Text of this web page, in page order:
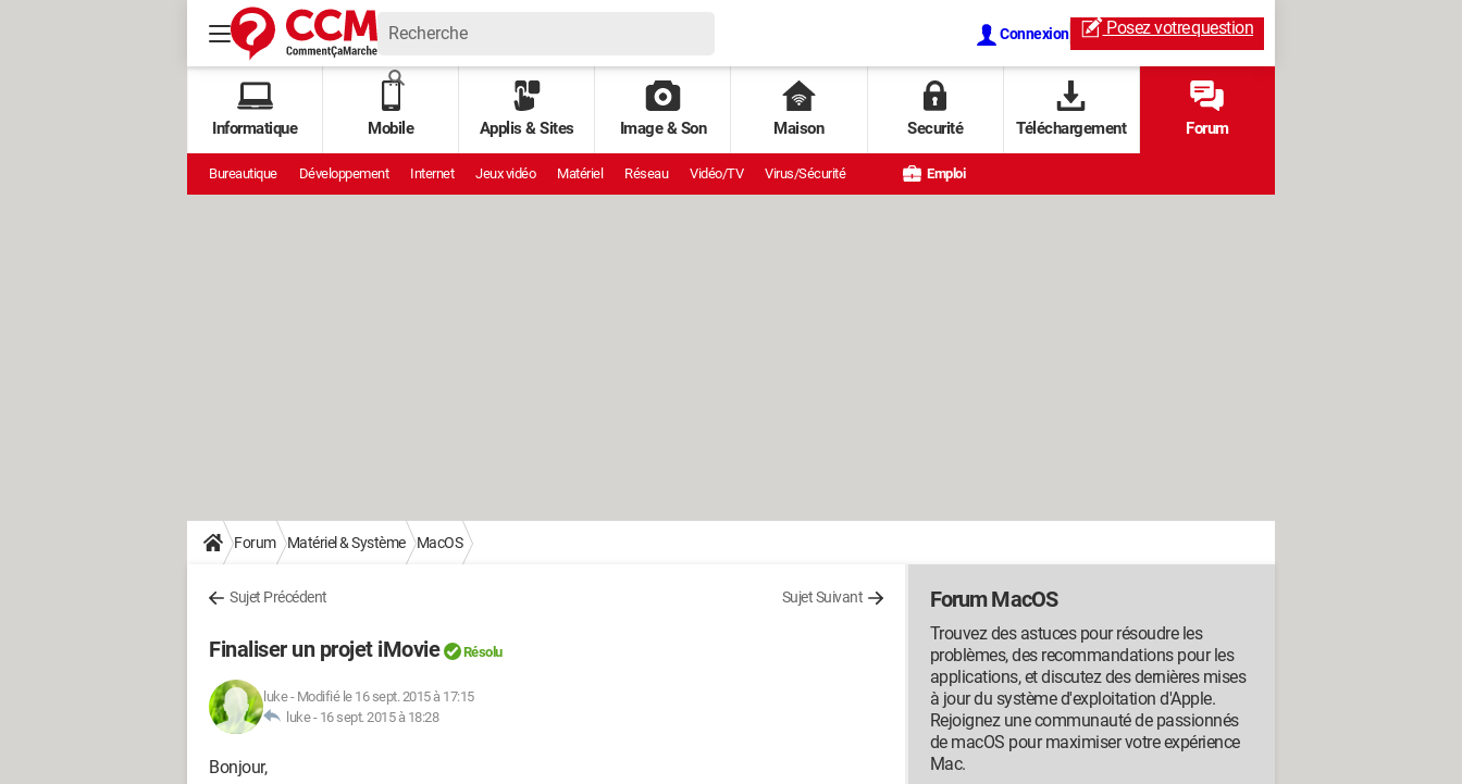
Connexion Posez votrequestion
Informatique Mobile Applis & Sites Image & Son Maison Securité Téléchargement Forum
Bureautique Développement Internet Jeux vidéo Matériel Réseau Vidéo/TV Virus/Sécurité Emploi
Forum Matériel & Système MacOS
Sujet Précédent Sujet Suivant
Finaliser un projet iMovie Résolu
luke- Modifié le 16 sept. 2015 à 17:15
luke - 16 sept. 2015 à 18:28
Bonjour,
Forum MacOS
Trouvez des astuces pour résoudre les
problèmes, des recommandations pour les
applications, et discutez des dernières mises
à jour du système d'exploitation d'Apple.
Rejoignez une communauté de passionnés
de macOS pour maximiser votre expérience
Mac.